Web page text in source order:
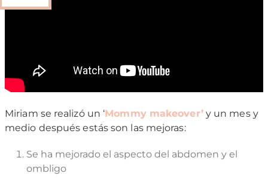
Miriam se realizó un ‘Mommy makeover’y un mes y
medio después estás son las mejoras:
Se ha mejorado el aspecto del abdomen y el
ombligo